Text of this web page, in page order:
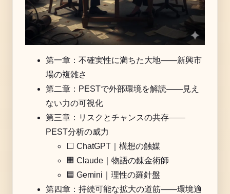
第一章：不確実性に満ちた大地——新興市
場の複雑さ
第二章：PESTで外部環境を解読——見え
ない力の可視化
第三章：リスクとチャンスの共存——
PEST分析の威力
⬜️ ChatGPT｜構想の触媒
🟧 Claude｜物語の錬金術師
🟦 Gemini｜理性の羅針盤
第四章：持続可能な拡大の道筋——環境適